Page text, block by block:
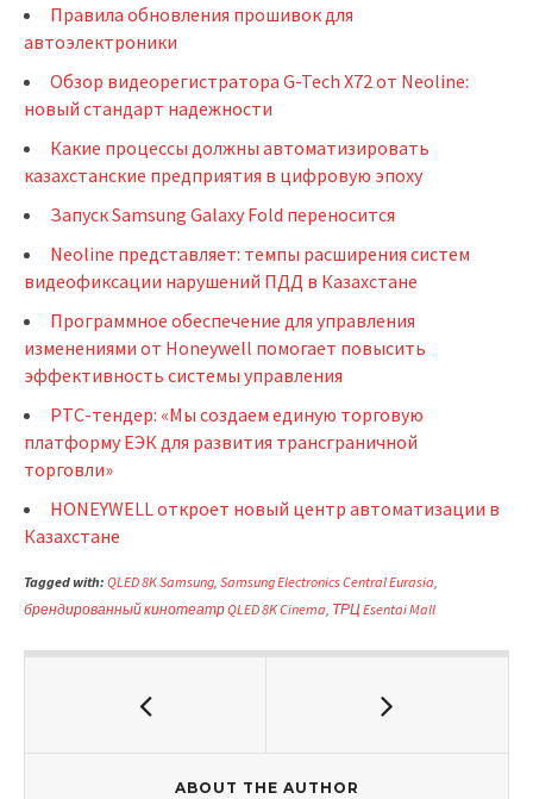
Правила обновления прошивок для
автоэлектроники
Обзор видеорегистратора G-Tech X72 от Neoline:
новый стандарт надежности
Какие процессы должны автоматизировать
казахстанские предприятия в цифровую эпоху
Запуск Samsung Galaxy Fold переносится
Neoline представляет: темпы расширения систем
видеофиксации нарушений ПДД в Казахстане
Программное обеспечение для управления
изменениями от Honeywell помогает повысить
эффективность системы управления
РТС-тендер: «Мы создаем единую торговую
платформу ЕЭК для развития трансграничной
торговли»
HONEYWELL откроет новый центр автоматизации в
Казахстане
Tagged with: QLED 8K Samsung Samsung Electronics Central Eurasia
брендированный кинотеатр QLED 8K Cinema ТРЦ Esentai Mall
ABOUT THE AUTHOR